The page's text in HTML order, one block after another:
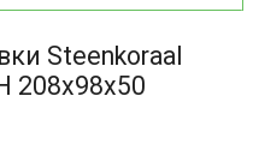
Steenkoraal
208x98x50